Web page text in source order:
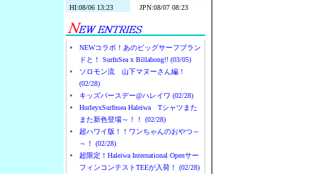
NEWコラボ！あのビッグサーフブラン
ドと！ SurfnSea x Billabong!! (03/05)
ソロモン流 山下マヌーさん編！
(02/28)
キッズバースデー@ハレイワ (02/28)
HurleyxSurfnsea Haleiwa Tシャツまた
また新色登場～！！ (02/28)
超ハワイ版！！ワンちゃんのおやつ～
～！ (02/28)
超限定！Haleiwa International Openサー
フィンコンテストTEEが入荷！ (02/28)